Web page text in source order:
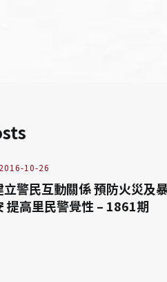
2016-10-26
警民互動關係 預防火災及
提高里民警覺性 – 1861期